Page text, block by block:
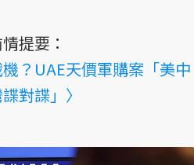
提要：
機？UAE天價軍購案「美中
對諜」〉